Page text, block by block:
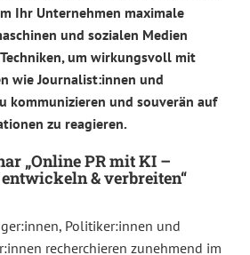
seminare/online-
Ihr Unternehmen maximale
und sozialen Medien
um wirkungsvoll mit
wie Journalist:innen und
kommunizieren und souverän auf
zu reagieren.
„Online PR mit KI –
& verbreiten“
Politiker:innen und
recherchieren zunehmend im